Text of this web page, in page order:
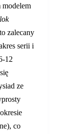
modelem
zalecany
serii i
12
ze
co